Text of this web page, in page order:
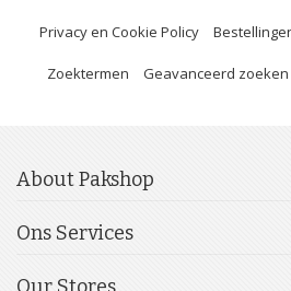
Privacy en Cookie Policy
Zoektermen Geavanceerd zoeken
About Pakshop
Ons Services